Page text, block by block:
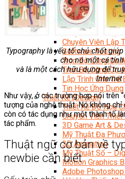
Data
Data System
Chuyên Viên Lập
Chuyên Viên Lập
Chuyên Viên Lập
Software Testing
Trọn Bộ Công Cụ
Trọn Bộ Công Cụ
Lập Trình Cho Trẻ
Tin Học Ứng Dụng
Thiết Kế (Design)
Thiết Kế Đồ Họa
Chuyên Viên
3D Game Art &
Mỹ Thuật Đa
3D Animation
Mỹ Thuật Số –
Motion Graphics
Adobe
Typography là yếu tố chủ chốt
cho nó một cá
và là một cách hữu dụng để
Internet
Như vậy, ở các trường hợp nói trên
tượng của nghệ thuật. Nó không
còn có tác dụng như một thành tố
tác phẩm.
Thuật ngữ cơ bản về
newbie cần biết